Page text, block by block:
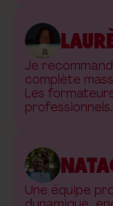
Je
complète
Les
professionnels.
Une équipe